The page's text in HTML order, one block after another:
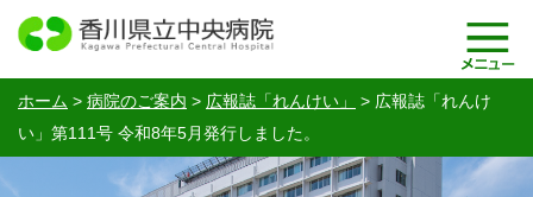
ホーム > 病院のご案内 > 広報誌「れんけい」 > 広報誌「れんけ
い」第111号 令和8年5月発行しました。